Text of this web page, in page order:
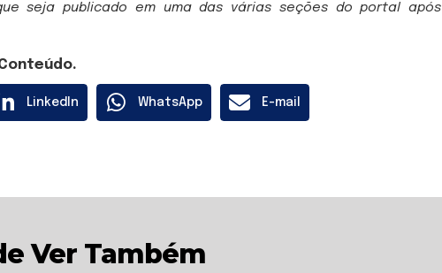
seja publicado em uma das várias seções do portal após
LinkedIn WhatsApp E-mail
Ver Também